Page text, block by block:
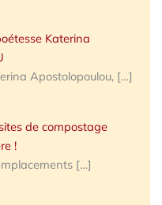
Katerina
Apostolopoulou, […]
de compostage
!
[…]